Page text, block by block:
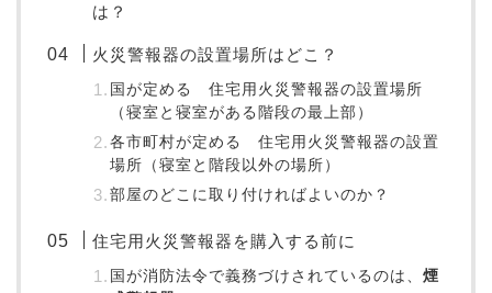
は？
火災警報器の設置場所はどこ？
国が定める 住宅用火災警報器の設置場所
（寝室と寝室がある階段の最上部）
各市町村が定める 住宅用火災警報器の設置
場所（寝室と階段以外の場所）
部屋のどこに取り付ければよいのか？
住宅用火災警報器を購入する前に
国が消防法令で義務づけされているのは、煙